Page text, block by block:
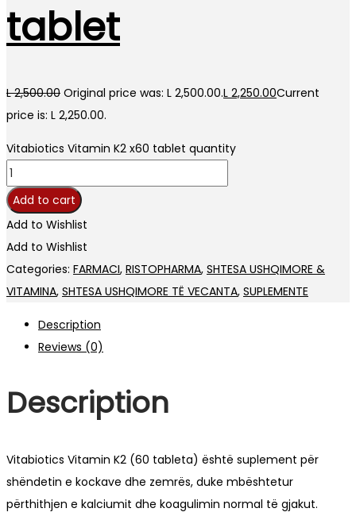
tablet
L2,500.00 Original price was: L 2,500.00.L 2,250.00Current
price is: L 2,250.00.
Vitabiotics Vitamin K2 x60 tablet quantity
Add to cart
Add to Wishlist
Add to Wishlist
Categories: FARMACI, RISTOPHARMA, SHTESA USHQIMORE &
VITAMINA, SHTESA USHQIMORE TË VECANTA, SUPLEMENTE
Description
Reviews (0)
Description
Vitabiotics Vitamin K2 (60 tableta) është suplement për
shëndetin e kockave dhe zemrës, duke mbështetur
përthithjen e kalciumit dhe koagulimin normal të gjakut.